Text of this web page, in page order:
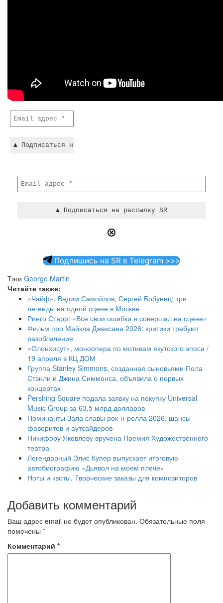
Подпишись на SR в Telegram >>>
Тэги George Martin
Читайте также:
«Чайф», Вадим Самойлов, Сергей Бобунец: три
легенды на одной сцене в Москве
Ринго Старр: «Все свои ошибки я совершал на сцене»
Фильм про Майкла Джексана 2026: критики требуют
разоблачения
«Олонхосут», моноопера по мотивам якутского эпоса /
19 апреля в КЦ ДОМ
Группа Stanley Simmons, созданная сыновьями Пола
Стэнли и Джина Симмонса, объявила о первых
концертах
Pershing Square подала заявку на покупку Universal
Music Group за 63,5 млрд долларов
Номинанты Зала славы рок-н-ролла 2026: шансы
фаворитов и аутсайдеров
Никифору Яковлеву вручена Премия Художественного
театра
Легендарный Элис Купер выпускает итоговую
автобиографию «Дьявол на моем плече»
Ноты и квоты. Творческие заказы для композиторов
Добавить комментарий
Ваш адрес email не будет опубликован. Обязательные поля
помечены *
Комментарий *